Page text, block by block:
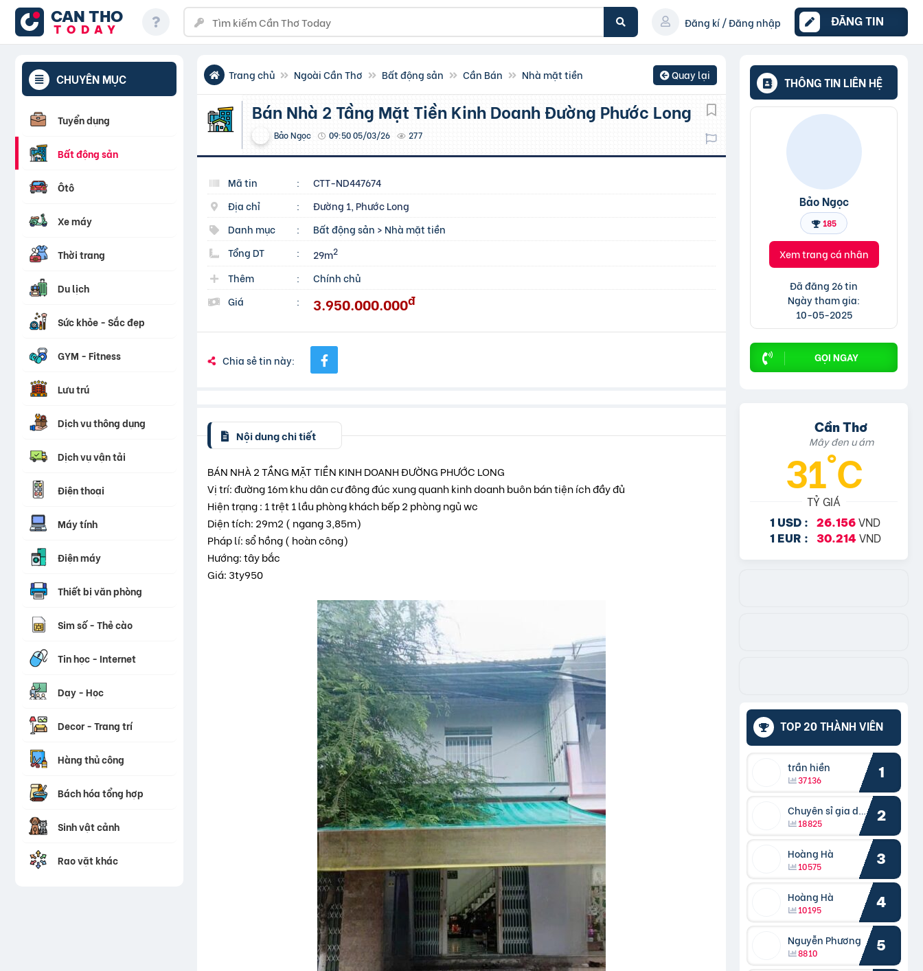
CAN THO
TODAY
Đăng kí / Đăng nhập ĐĂNG TIN
CHUYÊN MỤC
Tuyển dụng
Bất động sản
Ôtô
Xe máy
Thời trang
Du lịch
Sức khỏe - Sắc đẹp
GYM - Fitness
Lưu trú
Dịch vụ thông dụng
Dịch vụ vận tải
Điện thoại
Máy tính
Điện máy
Thiết bị văn phòng
Sim số - Thẻ cào
Tin học - Internet
Dạy - Học
Decor - Trang trí
Hàng thủ công
Bách hóa tổng hợp
Sinh vật cảnh
Rao vặt khác
Trang chủ Ngoài Cần Thơ Bất động sản Cần Bán Nhà mặt tiền Quay lại
Bán Nhà 2 Tầng Mặt Tiền Kinh Doanh Đường Phước Long
Bảo Ngọc 09:50 05/03/26 277
Mã tin :
CTT-ND447674
Địa chỉ
:
Đường 1, Phước Long
Danh mục
: Bất động sản > Nhà mặt tiền
Tổng DT
: 29m2
Thêm :
Chính chủ
Giá
: 3.950.000.000đ
Chia sẻ tin này:
Nội dung chi tiết
BÁN NHÀ 2 TẦNG MẶT TIỀN KINH DOANH ĐƯỜNG PHƯỚC LONG
Vị trí: đường 16m khu dân cư đông đúc xung quanh kinh doanh buôn bán tiện ích đầy đủ
Hiện trạng : 1 trệt 1 lầu phòng khách bếp 2 phòng ngủ wc
Diện tích: 29m2 ( ngang 3,85m)
Pháp lí: sổ hồng ( hoàn công)
Hướng: tây bắc
Giá: 3ty950
THÔNG TIN LIÊN HỆ
Bảo Ngọc
185
Xem trang cá nhân
Đã đăng 26 tin
Ngày tham gia:
10-05-2025
GỌI NGAY
Cần Thơ
Mây đen u ám
31°C
TỶ GIÁ
1 USD : 26.156 VND
1 EUR : 30.214 VND
TOP 20 THÀNH VIÊN
trần hiền
37136 1
Chuyên sỉ gia dụng
18825 2
Hoàng Hà
10575 3
Hoàng Hà
10195 4
Nguyễn Phương
8810 5